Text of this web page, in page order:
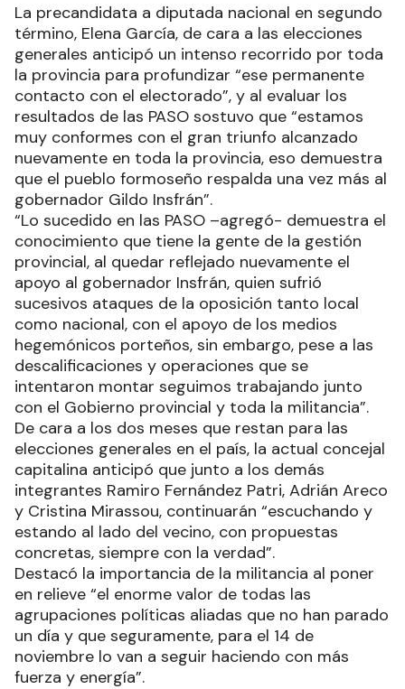
La precandidata a diputada nacional en segundo
término, Elena García, de cara a las elecciones
generales anticipó un intenso recorrido por toda
la provincia para profundizar “ese permanente
contacto con el electorado”, y al evaluar los
resultados de las PASO sostuvo que “estamos
muy conformes con el gran triunfo alcanzado
nuevamente en toda la provincia, eso demuestra
que el pueblo formoseño respalda una vez más al
gobernador Gildo Insfrán”.
“Lo sucedido en las PASO –agregó- demuestra el
conocimiento que tiene la gente de la gestión
provincial, al quedar reflejado nuevamente el
apoyo al gobernador Insfrán, quien sufrió
sucesivos ataques de la oposición tanto local
como nacional, con el apoyo de los medios
hegemónicos porteños, sin embargo, pese a las
descalificaciones y operaciones que se
intentaron montar seguimos trabajando junto
con el Gobierno provincial y toda la militancia”.
De cara a los dos meses que restan para las
elecciones generales en el país, la actual concejal
capitalina anticipó que junto a los demás
integrantes Ramiro Fernández Patri, Adrián Areco
y Cristina Mirassou, continuarán “escuchando y
estando al lado del vecino, con propuestas
concretas, siempre con la verdad”.
Destacó la importancia de la militancia al poner
en relieve “el enorme valor de todas las
agrupaciones políticas aliadas que no han parado
un día y que seguramente, para el 14 de
noviembre lo van a seguir haciendo con más
fuerza y energía”.